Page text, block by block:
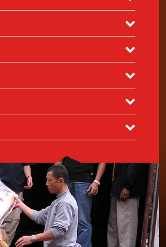
組織。
那、保加利亞、克羅地亞、匈牙利、
茲別克。非洲：安哥拉、貝寧、布基
加彭、甘比亞、加納、象牙海岸、肯
、納米比亞、尼日利亞、盧旺達、塞
布韋。
巴西、加勒
牙買加、墨西哥、尼加拉瓜、巴拿
助收集物資。
有時候，付運收件人可自行籌
，但屬高品質，以促進其業務。
物資時，收件人將給予我們清晰指
，然後我們緊密合作，精挑物資，以
及目標群體需要導向。我們亦考慮文
的付運盡量配合，以達致最佳效果。
的非牟利機構。有關組織詳細解釋其
提交計劃書，並同意就機制作出回饋